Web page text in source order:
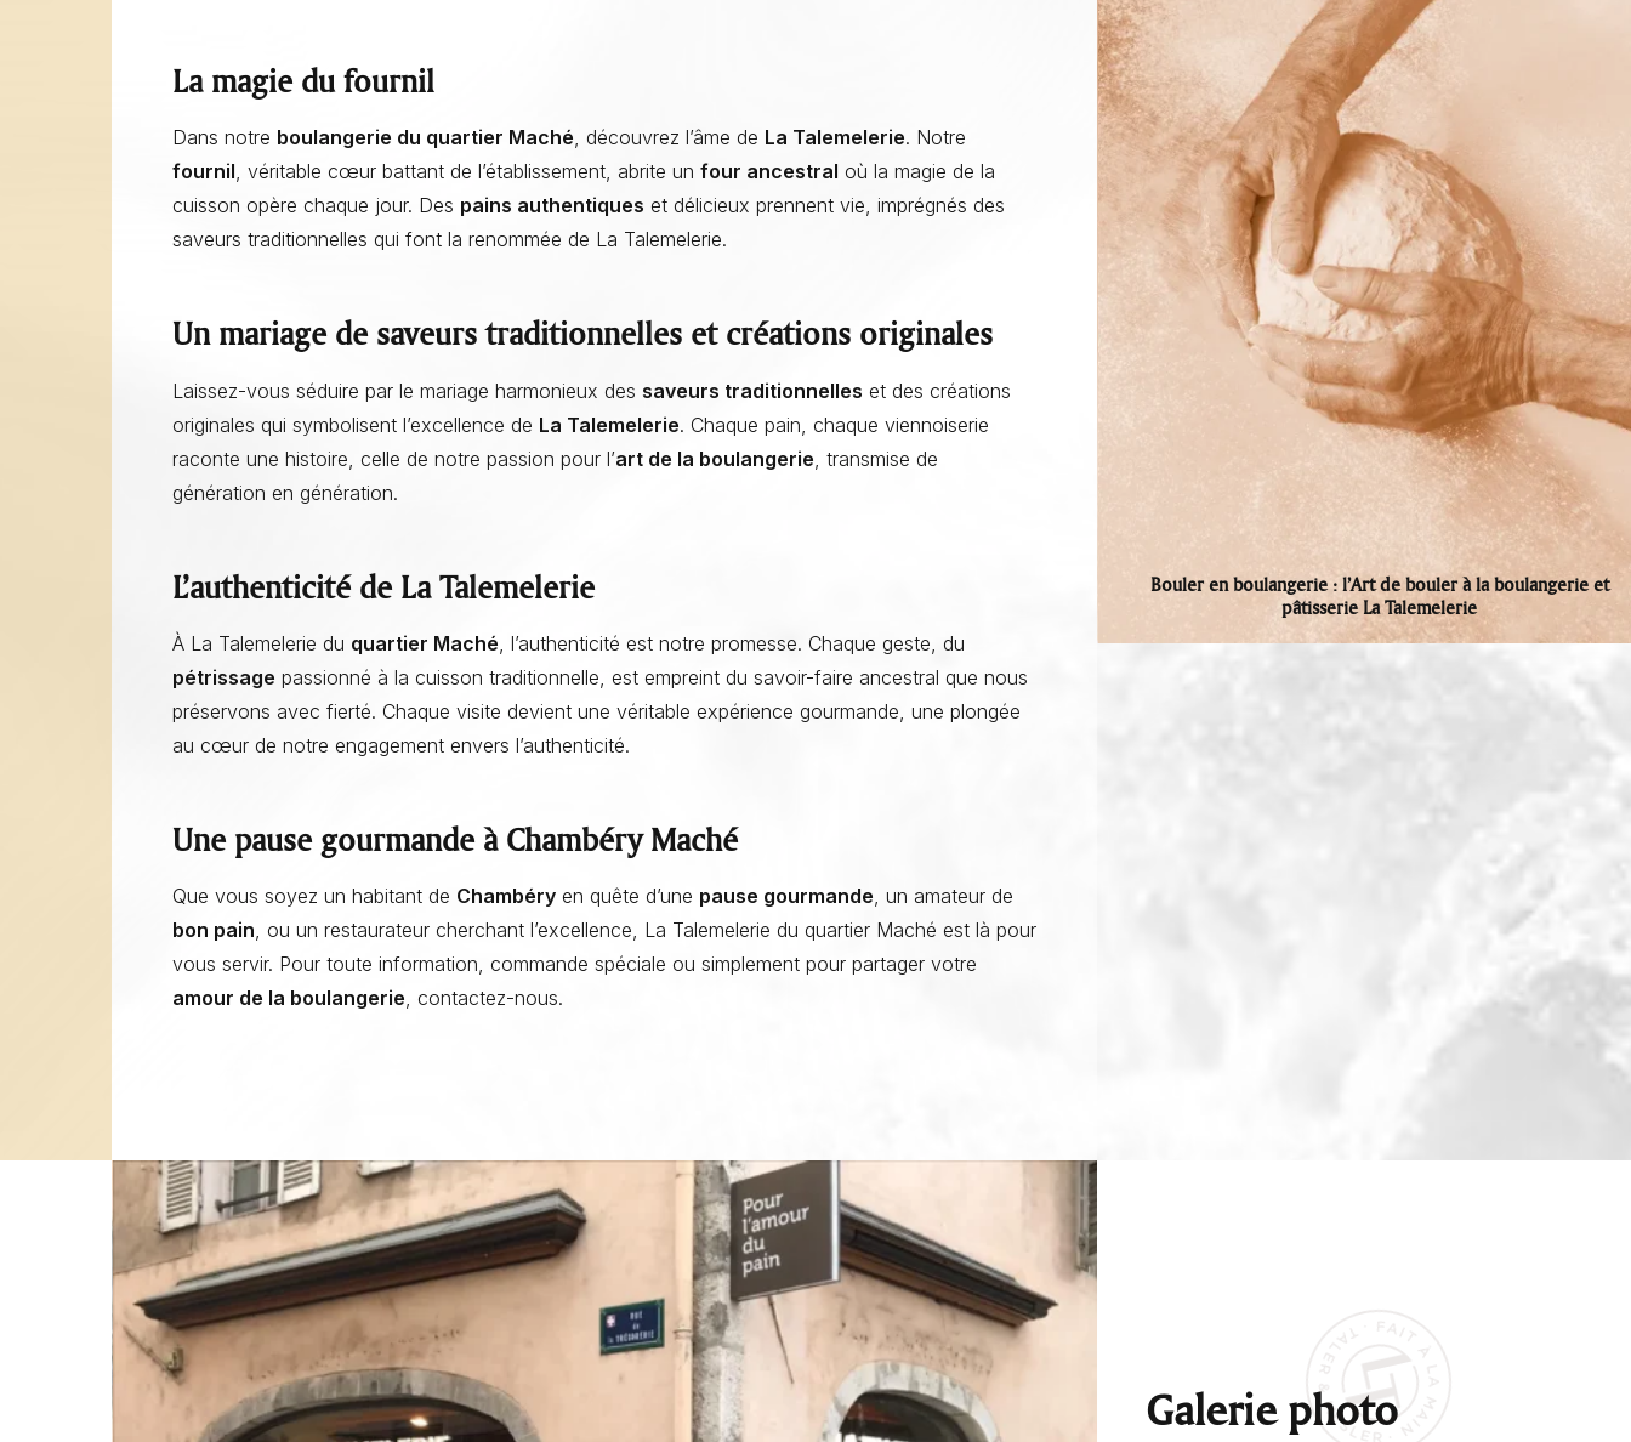
La magie du fournil
Dans notre boulangerie du quartier Maché, découvrez l’âme de La Talemelerie. Notre
fournil, véritable cœur battant de l’établissement, abrite un four ancestral où la magie de la
cuisson opère chaque jour. Des pains authentiques et délicieux prennent vie, imprégnés des
saveurs traditionnelles qui font la renommée de La Talemelerie.
Un mariage de saveurs traditionnelles et créations originales
Laissez-vous séduire par le mariage harmonieux des saveurs traditionnelles et des créations
originales qui symbolisent l’excellence de La Talemelerie. Chaque pain, chaque viennoiserie
raconte une histoire, celle de notre passion pour l’art de la boulangerie , transmise de
génération en génération.
L’authenticité de La Talemelerie
À La Talemelerie du quartier Maché , l’authenticité est notre promesse. Chaque geste, du
pétrissage passionné à la cuisson traditionnelle, est empreint du savoir-faire ancestral que nous
préservons avec fierté. Chaque visite devient une véritable expérience gourmande, une plongée
au cœur de notre engagement envers l’authenticité.
Une pause gourmande à Chambéry Maché
Que vous soyez un habitant de Chambéryen quête d’une pause gourmande, un amateur de
bon pain, ou un restaurateur cherchant l’excellence, La Talemelerie du quartier Maché est là pour
vous servir. Pour toute information, commande spéciale ou simplement pour partager votre
amour de la boulangerie, contactez-nous.
Façonner en boulangerie : l’Art de façonner à la boulangerie et
Rouler en boulangerie : l’Art de rouler à la boulangerie et
Bouler en boulangerie : l’Art de bouler à la boulangerie et
pâtisserie La Talemelerie
Galerie photo